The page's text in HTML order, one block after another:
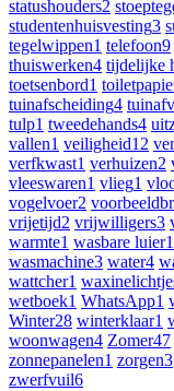
statushouders2
studentenhuisvesting3
tegelwippen1 telefoon9
thuiswerken4 tijdelijke
toetsenbord1
tuinafscheiding4
tulp1 tweedehands4
vallen1 veiligheid12
verfkwast1 verhuizen2
vleeswaren1 vlieg1
vogelvoer2
vrijetijd2 vrijwilligers3
warmte1 wasbare luier1
wasmachine3 water4
wattcher1
wetboek1 WhatsApp1
Winter28 winterklaar1
woonwagen4 Zomer47
zonnepanelen1 zorgen3
zwerfvuil6